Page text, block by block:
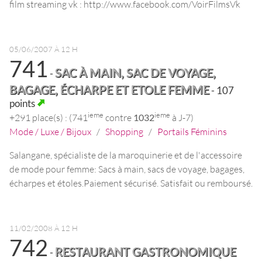
film streaming vk : http://www.facebook.com/VoirFilmsVk
05/06/2007 À 12 H
741 -SAC À MAIN, SAC DE VOYAGE,
BAGAGE, ÉCHARPE ET ETOLE FEMME- 107
points
+291 place(s) : (741 ieme contre 1032ieme à J-7)
Mode / Luxe / Bijoux / Shopping / Portails Féminins
Salangane, spécialiste de la maroquinerie et de l'accessoire
de mode pour femme: Sacs à main, sacs de voyage, bagages,
écharpes et étoles.Paiement sécurisé. Satisfait ou remboursé.
11/02/2008 À 12 H
742- RESTAURANT GASTRONOMIQUE